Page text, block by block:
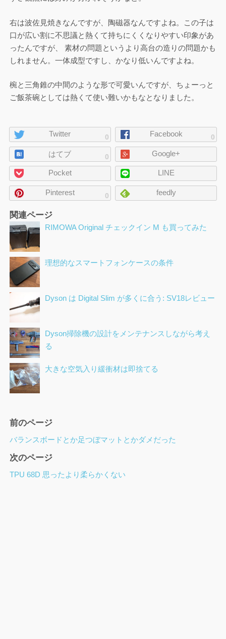
右は波佐見焼きなんですが、陶磁器なんですよね。この子は
口が広い割に不思議と熱くて持ちにくくなりやすい印象があ
ったんですが、 素材の問題というより高台の造りの問題かも
しれません。一体成型ですし、かなり低いんですよね。
椀と三角錐の中間のような形で可愛いんですが、ちょーっと
ご飯茶碗としては熱くて使い難いかもなとなりました。
ペ
ー
ジ
の
シ
ェ
0
Twitter 0
Facebook
0
はてブ Google+
Pocket LINE
0
Pinterest feedly
関連ページ
RIMOWA Original チェックイン M も買ってみた
理想的なスマートフォンケースの条件
Dyson は Digital Slim が多くに合う: SV18レビュー
Dyson掃除機の設計をメンテナンスしながら考え
る
大きな空気入り緩衝材は即捨てる
ペ
ー
ジ
ナ
ビ
前のページ
バランスボードとか足つぼマットとかダメだった
次のページ
TPU 68D 思ったより柔らかくない